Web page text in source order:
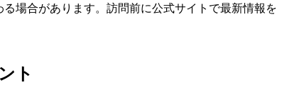
場合があります。訪問前に公式サイトで最新情報を
ト